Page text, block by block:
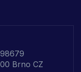
Brno CZ